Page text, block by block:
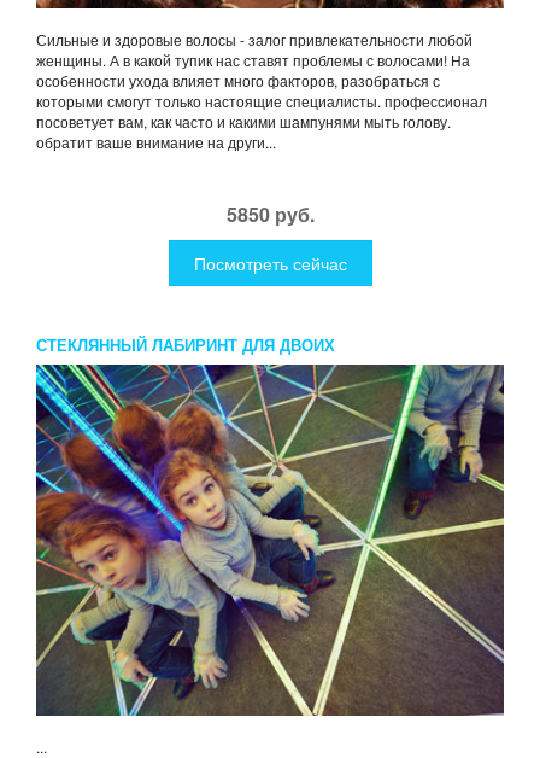
Сильные и здоровые волосы - залог привлекательности любой
женщины. А в какой тупик нас ставят проблемы с волосами! На
особенности ухода влияет много факторов, разобраться с
которыми смогут только настоящие специалисты. профессионал
посоветует вам, как часто и какими шампунями мыть голову.
обратит ваше внимание на други...
5850 руб.
Посмотреть сейчас
СТЕКЛЯННЫЙ ЛАБИРИНТ ДЛЯ ДВОИХ
...